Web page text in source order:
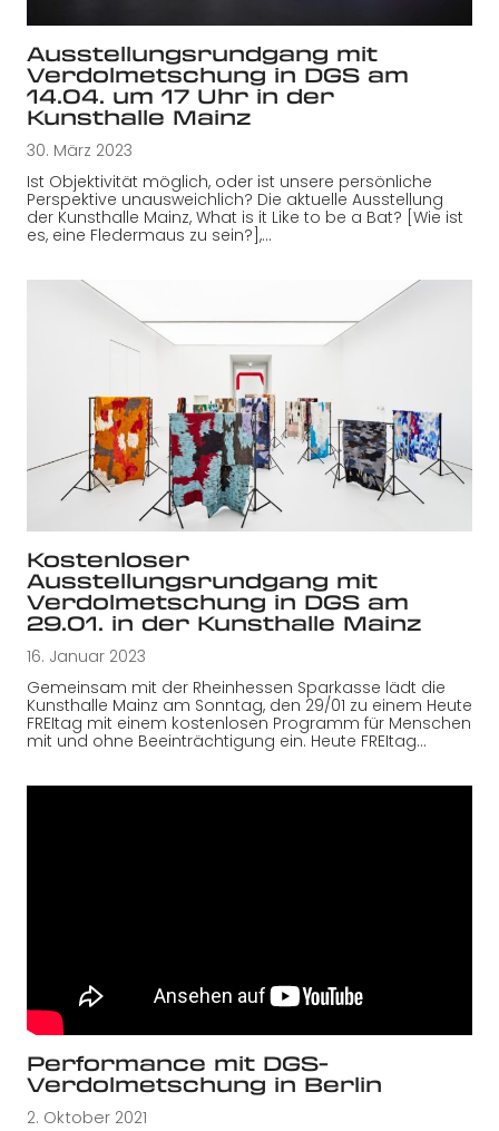
Ausstellungsrundgang mit
Verdolmetschung in DGS am
14.04. um 17 Uhr in der
Kunsthalle Mainz
30. März 2023
Ist Objektivität möglich, oder ist unsere persönliche
Perspektive unausweichlich? Die aktuelle Ausstellung
der Kunsthalle Mainz, What is it Like to be a Bat? [Wie ist
es, eine Fledermaus zu sein?],…
Kostenloser
Ausstellungsrundgang mit
Verdolmetschung in DGS am
29.01. in der Kunsthalle Mainz
16. Januar 2023
Gemeinsam mit der Rheinhessen Sparkasse lädt die
Kunsthalle Mainz am Sonntag, den 29/01 zu einem Heute
FREItag mit einem kostenlosen Programm für Menschen
mit und ohne Beeinträchtigung ein. Heute FREItag…
Performance mit DGS-
Verdolmetschung in Berlin
2. Oktober 2021